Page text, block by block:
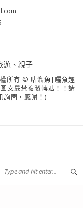
所有 © 咕溜魚|曬魚趣
文嚴禁複製轉貼！！請
詢問，感謝！)